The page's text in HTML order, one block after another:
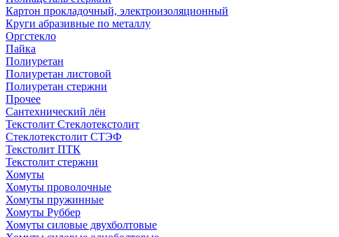
Картон прокладочный, электроизоляционный
Круги абразивные по металлу
Оргстекло
Пайка
Полиуретан
Полиуретан листовой
Полиуретан стержни
Прочее
Сантехнический лён
Текстолит Стеклотекстолит
Стеклотекстолит СТЭФ
Текстолит ПТК
Текстолит стержни
Хомуты
Хомуты проволочные
Хомуты пружинные
Хомуты Руббер
Хомуты силовые двухболтовые